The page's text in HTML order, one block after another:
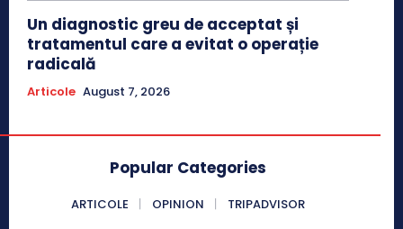
Un diagnostic greu de acceptat și
tratamentul care a evitat o operație
radicală
Articole August 7, 2026
Popular Categories
ARTICOLE OPINION TRIPADVISOR